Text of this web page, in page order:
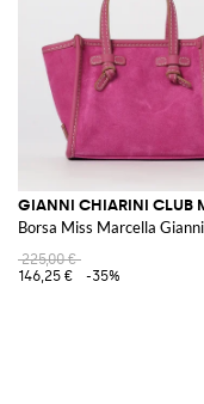
GIANNI CHIARINI CLUB
Borsa Miss Marcella
225,00 €
146,25 €
-35%